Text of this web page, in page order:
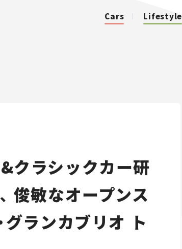
Cars Lifestyle
クラシックカー研
俊敏なオープンス
ランカブリオ ト
Traffic
Special
Series